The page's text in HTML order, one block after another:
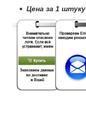
Цена за 1 штуку